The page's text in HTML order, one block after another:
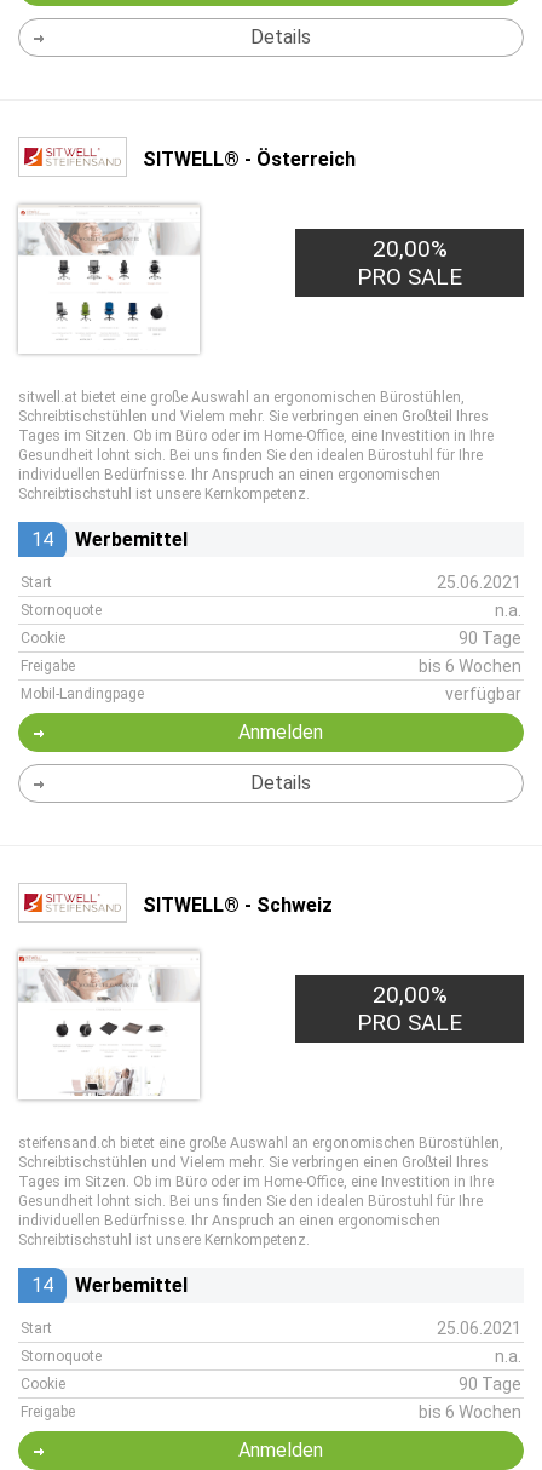
Details
SITWELL® - Österreich
20,00%
PRO SALE
sitwell.at bietet eine große Auswahl an ergonomischen Bürostühlen,
Schreibtischstühlen und Vielem mehr. Sie verbringen einen Großteil Ihres
Tages im Sitzen. Ob im Büro oder im Home-Office, eine Investition in Ihre
Gesundheit lohnt sich. Bei uns finden Sie den idealen Bürostuhl für Ihre
individuellen Bedürfnisse. Ihr Anspruch an einen ergonomischen
Schreibtischstuhl ist unsere Kernkompetenz.
14 Werbemittel
Start 25.06.2021
Stornoquote n.a.
Cookie 90 Tage
Freigabe bis 6 Wochen
Mobil-Landingpage verfügbar
Anmelden
Details
SITWELL® - Schweiz
20,00%
PRO SALE
steifensand.ch bietet eine große Auswahl an ergonomischen Bürostühlen,
Schreibtischstühlen und Vielem mehr. Sie verbringen einen Großteil Ihres
Tages im Sitzen. Ob im Büro oder im Home-Office, eine Investition in Ihre
Gesundheit lohnt sich. Bei uns finden Sie den idealen Bürostuhl für Ihre
individuellen Bedürfnisse. Ihr Anspruch an einen ergonomischen
Schreibtischstuhl ist unsere Kernkompetenz.
14 Werbemittel
Start 25.06.2021
Stornoquote n.a.
Cookie 90 Tage
Freigabe bis 6 Wochen
Anmelden